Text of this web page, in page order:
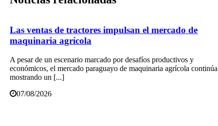
Las ventas de tractores impulsan el mercado de
maquinaria agrícola
A pesar de un escenario marcado por desafíos productivos y
económicos, el mercado paraguayo de maquinaria agrícola continúa
mostrando un [...]
07/08/2026